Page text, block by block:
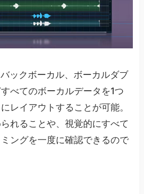
ックボーカル、ボーカルダブ
べてのボーカルデータを1つ
レイアウトすることが可能。
れることや、視覚的にすべて
ングを一度に確認できるので